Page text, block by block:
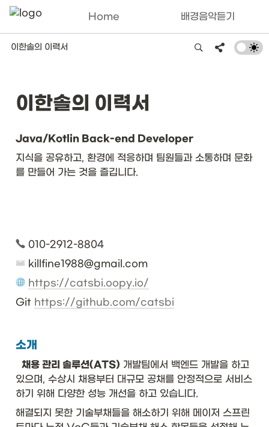
Home 배경음악듣기
이한솔의 이력서
이한솔의 이력서
Java/Kotlin Back-end Developer
지식을 공유하고, 환경에 적응하며 팀원들과 소통하며 문화
를 만들어 가는 것을 즐깁니다.
010-2912-8804
killfine1988@gmail.com
https://catsbi.oopy.io/
Git https://github.com/catsbi
소개
채용 관리 솔루션(ATS) 개발팀에서 백엔드 개발을 하고
있으며, 수상시 채용부터 대규모 공채를 안정적으로 서비스
하기 위해 다양한 성능 개선을 하고 있습니다.
해결되지 못한 기술부채들을 해소하기 위해 메이저 스프린